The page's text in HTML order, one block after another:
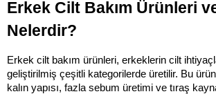
Erkek Cilt Bakım Ürünleri
Nelerdir?
Erkek cilt bakım ürünleri, erkeklerin cilt
geliştirilmiş çeşitli kategorilerde üretilir. Bu
kalın yapısı, fazla sebum üretimi ve tıraş